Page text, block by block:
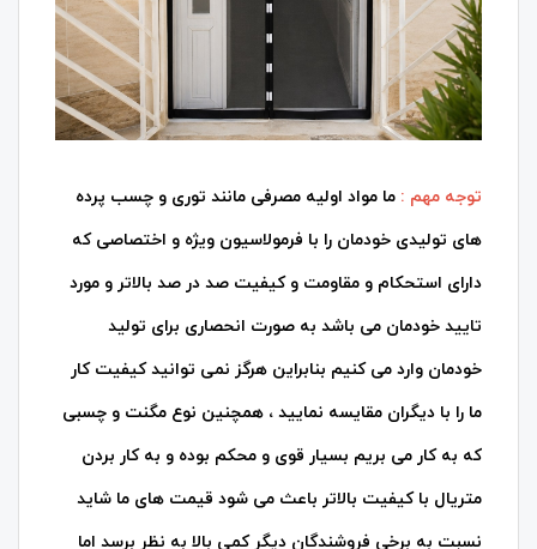
توجه مهم : ما مواد اولیه مصرفی مانند توری و چسب پرده
های تولیدی خودمان را با فرمولاسیون ویژه و اختصاصی که
دارای استحکام و مقاومت و کیفیت صد در صد بالاتر و مورد
تایید خودمان می باشد به صورت انحصاری برای تولید
خودمان وارد می کنیم بنابراین هرگز نمی توانید کیفیت کار
ما را با دیگران مقایسه نمایید ، همچنین نوع مگنت و چسبی
که به کار می بریم بسیار قوی و محکم بوده و به کار بردن
متریال با کیفیت بالاتر باعث می شود قیمت های ما شاید
نسبت به برخی فروشندگان دیگر کمی بالا به نظر برسد اما